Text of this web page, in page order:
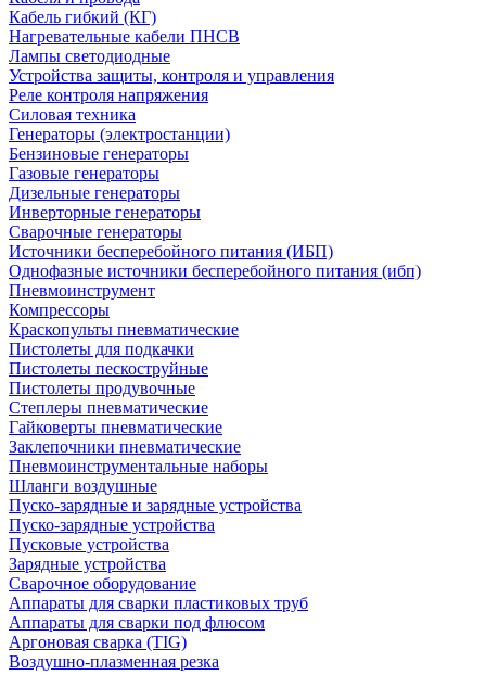
Кабель гибкий (КГ)
Нагревательные кабели ПНСВ
Лампы светодиодные
Устройства защиты, контроля и управления
Реле контроля напряжения
Силовая техника
Генераторы (электростанции)
Бензиновые генераторы
Газовые генераторы
Дизельные генераторы
Инверторные генераторы
Сварочные генераторы
Источники бесперебойного питания (ИБП)
Однофазные источники бесперебойного питания (ибп)
Пневмоинструмент
Компрессоры
Краскопульты пневматические
Пистолеты для подкачки
Пистолеты пескоструйные
Пистолеты продувочные
Степлеры пневматические
Гайковерты пневматические
Заклепочники пневматические
Пневмоинструментальные наборы
Шланги воздушные
Пуско-зарядные и зарядные устройства
Пуско-зарядные устройства
Пусковые устройства
Зарядные устройства
Сварочное оборудование
Аппараты для сварки пластиковых труб
Аппараты для сварки под флюсом
Аргоновая сварка (TIG)
Воздушно-плазменная резка